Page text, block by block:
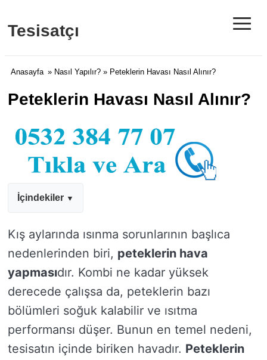
Tesisatçı ≡
Anasayfa » Nasıl Yapılır? » Peteklerin Havası Nasıl Alınır?
Peteklerin Havası Nasıl Alınır?
İçindekiler
Kış aylarında ısınma sorunlarının başlıca
nedenlerinden biri, peteklerin hava
yapmasıdır. Kombi ne kadar yüksek
derecede çalışsa da, peteklerin bazı
bölümleri soğuk kalabilir ve ısıtma
performansı düşer. Bunun en temel nedeni,
tesisatın içinde biriken havadır. Peteklerin